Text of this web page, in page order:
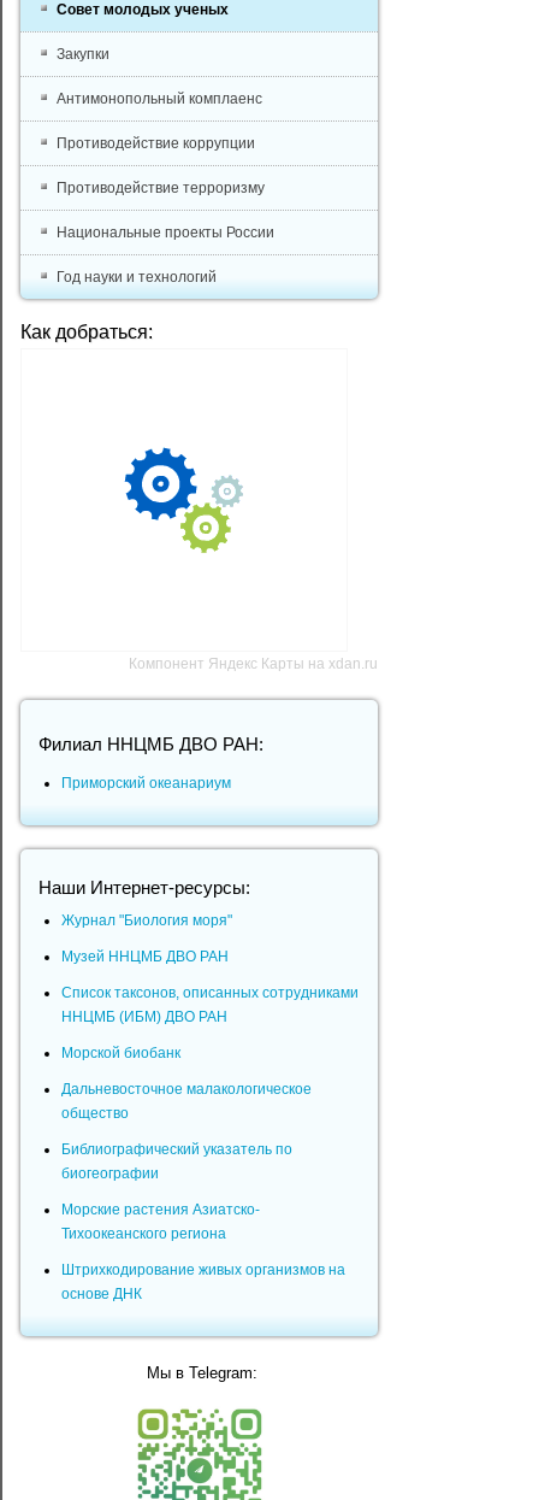
Совет молодых ученых
Закупки
Антимонопольный комплаенс
Противодействие коррупции
Противодействие терроризму
Национальные проекты России
Год науки и технологий
Как добраться:
Компонент Яндекс Карты на xdan.ru
Филиал ННЦМБ ДВО РАН:
Приморский океанариум
Наши Интернет-ресурсы:
Журнал "Биология моря"
Музей ННЦМБ ДВО РАН
Список таксонов, описанных сотрудниками
ННЦМБ (ИБМ) ДВО РАН
Морской биобанк
Дальневосточное малакологическое
общество
Библиографический указатель по
биогеографии
Морские растения Азиатско-
Тихоокеанского региона
Штрихкодирование живых организмов на
основе ДНК
Мы в Telegram: